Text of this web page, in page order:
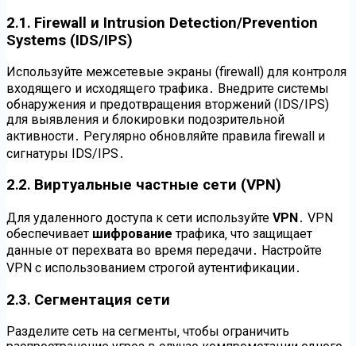
2․1․ Firewall и Intrusion Detection/Prevention
Systems (IDS/IPS)
Используйте межсетевые экраны (firewall) для контроля
входящего и исходящего трафика․ Внедрите системы
обнаружения и предотвращения вторжений (IDS/IPS)
для выявления и блокировки подозрительной
активности․ Регулярно обновляйте правила firewall и
сигнатуры IDS/IPS․
2․2․ Виртуальные частные сети (VPN)
Для удаленного доступа к сети используйте VPN ․ VPN
обеспечивает шифрование трафика‚ что защищает
данные от перехвата во время передачи․ Настройте
VPN с использованием строгой аутентификации․
2․3․ Сегментация сети
Разделите сеть на сегменты‚ чтобы ограничить